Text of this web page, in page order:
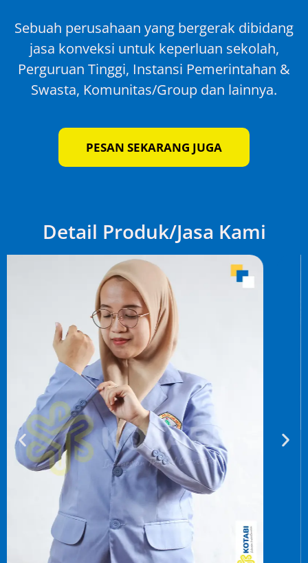
Sebuah perusahaan yang bergerak dibidang
jasa konveksi untuk keperluan sekolah,
Perguruan Tinggi, Instansi Pemerintahan &
Swasta, Komunitas/Group dan lainnya.
PESAN SEKARANG JUGA
Detail Produk/Jasa Kami